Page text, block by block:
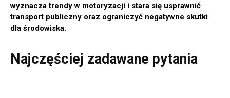
wyznacza trendy w motoryzacji i stara się usprawnić
transport publiczny oraz ograniczyć negatywne skutki
dla środowiska.
Najczęściej zadawane pytania